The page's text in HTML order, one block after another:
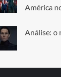
América
Análise: o